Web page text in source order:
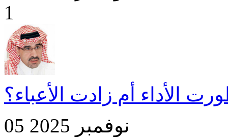
1
الأداء أم زادت الأعباء؟
05 نوفمبر 2025